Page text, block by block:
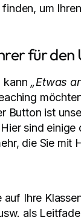
um
für
kann „Etwas
Button ist
sind
die Sie mit
auf Ihre
als